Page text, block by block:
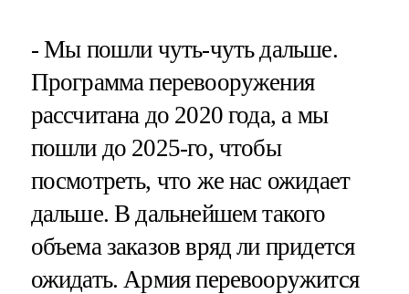
- Мы пошли чуть-чуть дальше.
Программа перевооружения
рассчитана до 2020 года, а мы
пошли до 2025-го, чтобы
посмотреть, что же нас ожидает
дальше. В дальнейшем такого
объема заказов вряд ли придется
ожидать. Армия перевооружится